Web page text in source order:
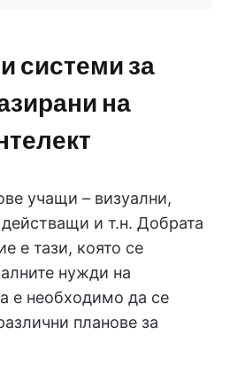
системи за
на
учащи – визуални,
и т.н. Добрата
е тази, която се
нужди на
е необходимо да се
планове за